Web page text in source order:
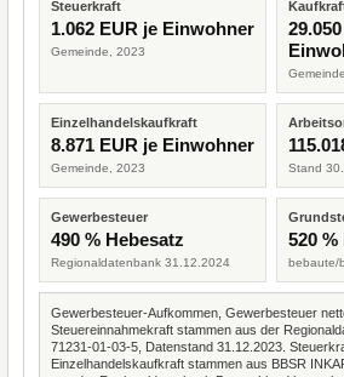
Steuerkraft
1.062 EUR je Einwohner
Gemeinde, 2023
Einzelhandelskaufkraft
8.871 EUR je Einwohner
Gemeinde, 2023 Stand
Gewerbesteuer
490 % Hebesatz
Regionaldatenbank 31.12.2024
520 %
bebaute/
Gewerbesteuer-Aufkommen, Gewerbesteuer
Steuereinnahmekraft stammen aus der
71231-01-03-5, Datenstand 31.12.2023.
Einzelhandelskaufkraft stammen aus BBSR